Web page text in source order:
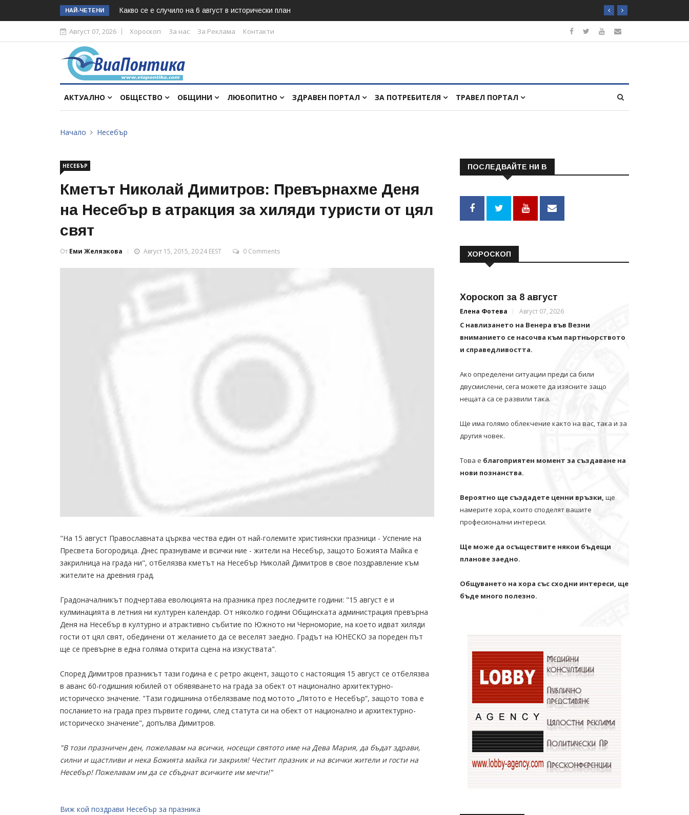
НАЙ-ЧЕТЕНИ Какво се е случило на 6 август в исторически план
Август 07, 2026 Хороскоп За нас За Реклама Контакти
АКТУАЛНО ОБЩЕСТВО ОБЩИНИ ЛЮБОПИТНО ЗДРАВЕН ПОРТАЛ ЗА ПОТРЕБИТЕЛЯ ТРАВЕЛ ПОРТАЛ
Начало Несебър
НЕСЕБЪР
Кметът Николай Димитров: Превърнахме Деня
на Несебър в атракция за хиляди туристи от цял
свят
От Еми Желязкова Август 15, 2015, 20:24 EEST 0 Comments
"На 15 август Православната църква чества един от най-големите християнски празници - Успение на
Пресвета Богородица. Днес празнуваме и всички ние - жители на Несебър, защото Божията Майка е
закрилница на града ни", отбелязва кметът на Несебър Николай Димитров в свое поздравление към
жителите на древния град.
Градоначалникът подчертава еволюцията на празника през последните години: "15 август е и
кулминацията в летния ни културен календар. От няколко години Общинската администрация превърна
Деня на Несебър в културно и атрактивно събитие по Южното ни Черноморие, на което идват хиляди
гости от цял свят, обединени от желанието да се веселят заедно. Градът на ЮНЕСКО за пореден път
ще се превърне в една голяма открита сцена на изкуствата".
Според Димитров празникът тази година е с ретро акцент, защото с настоящия 15 август се отбелязва
в аванс 60-годишния юбилей от обявяването на града за обект от национално архитектурно-
историческо значение. "Тази годишнина отбелязваме под мотото „Лятото е Несебър“, защото това е
посланието на града през първите години, след статута си на обект от национално и архитектурно-
историческо значение", допълва Димитров.
"В този празничен ден, пожелавам на всички, носещи святото име на Дева Мария, да бъдат здрави,
силни и щастливи и нека Божията майка ги закриля! Честит празник и на всички жители и гости на
Несебър! Пожелавам им да се сбъднат всичките им мечти!"
Виж кой поздрави Несебър за празника
ПОСЛЕДВАЙТЕ НИ В
ХОРОСКОП
Хороскоп за 8 август
Елена Фотева Август 07, 2026
С навлизането на Венера във Везни
вниманието се насочва към партньорството
и справедливостта.
Ако определени ситуации преди са били
двусмислени, сега можете да изясните защо
нещата са се развили така.
Ще има голямо облекчение както на вас, така и за
другия човек.
Това е благоприятен момент за създаване на
нови познанства.
Вероятно ще създадете ценни връзки, ще
намерите хора, които споделят вашите
професионални интереси.
Ще може да осъществите някои бъдещи
планове заедно.
Общуването на хора със сходни интереси, ще
бъде много полезно.